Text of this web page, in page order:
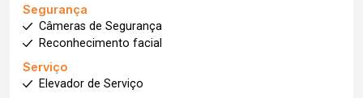
Segurança
Câmeras de Segurança
Reconhecimento facial
Serviço
Elevador de Serviço